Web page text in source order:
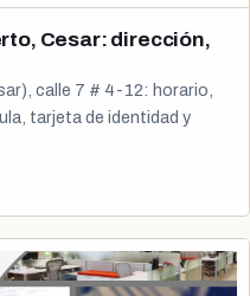
Cesar: dirección,
calle 7 # 4-12: horario,
tarjeta de identidad y